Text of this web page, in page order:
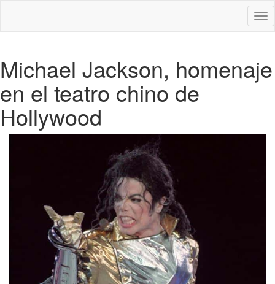
Michael Jackson, homenaje
en el teatro chino de
Hollywood